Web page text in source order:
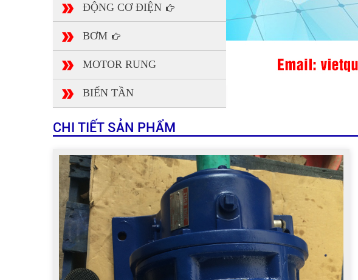
ĐỘNG CƠ ĐIỆN
BƠM
MOTOR RUNG
BIẾN TẦN
CHI TIẾT SẢN PHẨM